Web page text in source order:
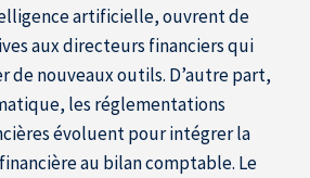
artificielle, ouvrent de
aux direc­teurs financiers qui
de nouveaux outils. D’autre part,
les réglementations
évoluent pour intégrer la
au bilan comptable. Le